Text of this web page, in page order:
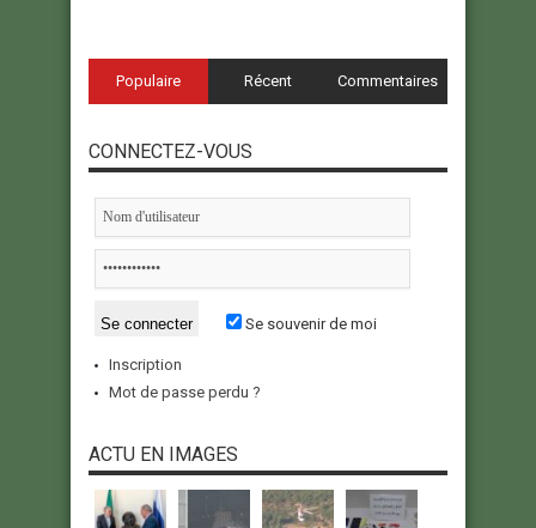
Populaire Récent Commentaires
CONNECTEZ-VOUS
Se souvenir de moi
Inscription
Mot de passe perdu ?
ACTU EN IMAGES